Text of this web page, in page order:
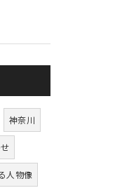
神奈川
人物像